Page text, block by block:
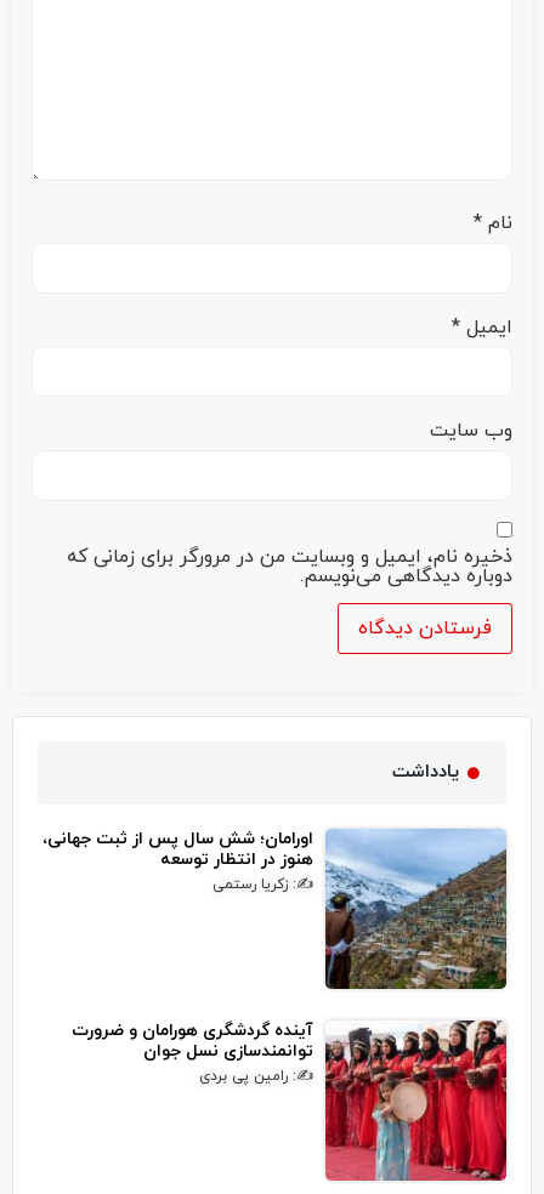
نام *
ایمیل *
وب‌ سایت
ذخیره نام، ایمیل و وبسایت من در مرورگر برای زمانی که
دوباره دیدگاهی می‌نویسم.
یادداشت
اورامان؛ شش سال پس از ثبت جهانی،
هنوز در انتظار توسعه
✍: زکریا رستمی
آینده گردشگری هورامان و ضرورت
توانمندسازی نسل جوان
✍: رامین پی بردی